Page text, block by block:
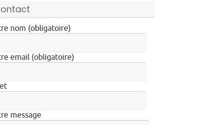
nom (obligatoire)
email (obligatoire)
message